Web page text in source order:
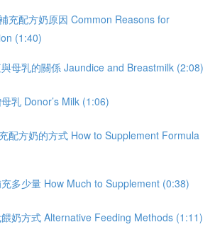
充配方奶原因 Common Reasons for
(1:40)
母乳的關係 Jaundice and Breastmilk (2:08)
乳 Donor’s Milk (1:06)
配方奶的方式 How to Supplement Formula
多少量 How Much to Supplement (0:38)
奶方式 Alternative Feeding Methods (1:11)